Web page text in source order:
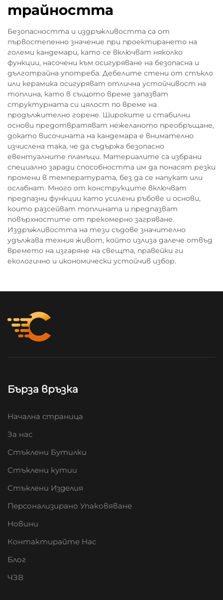
трайността
Безопасността и издръжливостта са от
първостепенно значение при проектирането на
големи кандемари, като се включват няколко
функции, насочени към осигуряване на безопасна и
дълготрайна употреба. Дебелите стени от стъкло
или керамика осигуряват отлична устойчивост на
топлина, като в същото време запазват
структурната си цялост по време на
продължително горене. Широките и стабилни
основи предотвратяват нежеланото преобръщане,
докато височината на кандемара е внимателно
изчислена така, че да съдържа безопасно
евентуалните пламъци. Материалите са избрани
специално заради способността им да понасят резки
промени в температурата, без да се напукат или
ослабнат. Много от конструкците включват
предпазни функции като усилени ръбове и основи,
които разсейват топлината и предпазват
повърхностите от прекомерно загряване.
Издръжливостта на тези съдове значително
удължава техния живот, който излиза далече отвъд
времето на изгаряне на свещта, правейки ги
екологично и икономически устойчив избор.
Бърза връзка
Начална страница
За нас
Стъклени Бутилки
Стъклени кутии
Стъклени Изделия
Персонализирано Упаковяване
Новини
Контактирайте Нас
Блог
ЧЗВ